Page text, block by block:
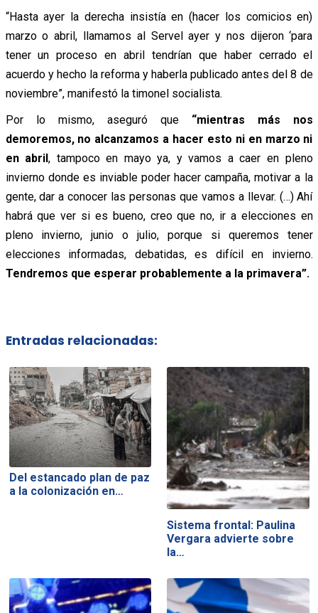
“Hasta ayer la derecha insistía en (hacer los comicios en)
marzo o abril, llamamos al Servel ayer y nos dijeron ‘para
tener un proceso en abril tendrían que haber cerrado el
acuerdo y hecho la reforma y haberla publicado antes del 8 de
noviembre”, manifestó la timonel socialista.
Por lo mismo, aseguró que “mientras más nos
demoremos, no alcanzamos a hacer esto ni en marzo ni
en abril, tampoco en mayo ya, y vamos a caer en pleno
invierno donde es inviable poder hacer campaña, motivar a la
gente, dar a conocer las personas que vamos a llevar. (…) Ahí
habrá que ver si es bueno, creo que no, ir a elecciones en
pleno invierno, junio o julio, porque si queremos tener
elecciones informadas, debatidas, es difícil en invierno.
Tendremos que esperar probablemente a la primavera”.
Entradas relacionadas:
Del estancado plan de paz
a la colonización en…
Sistema frontal: Paulina
Vergara advierte sobre
la…